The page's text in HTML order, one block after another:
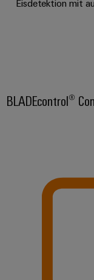
Eisdetektion mit
BLADEcontrol®